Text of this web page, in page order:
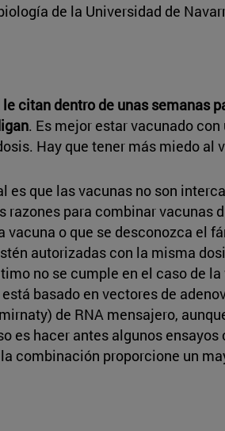
de la Universidad de
citan dentro de unas semanas
. Es mejor estar vacunado
Hay que tener más miedo al
es que las vacunas no son
para combinar vacunas
vacuna o que se desconozca el
autorizadas con la misma
no se cumple en el caso de la
basado en vectores de
de RNA mensajero,
es hacer antes algunos
combinación proporcione un